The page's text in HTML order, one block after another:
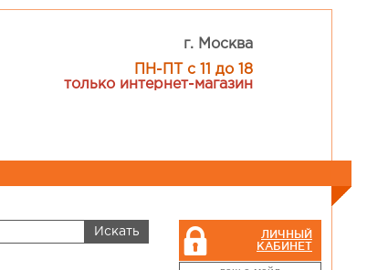
г. Москва
ПН-ПТ с 11 до 18
только интернет-магазин
ЛИЧНЫЙ
КАБИНЕТ